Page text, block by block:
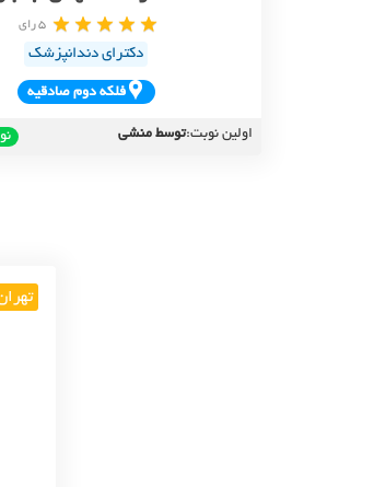
5 رای
دکترای دندانپزشک
فلکه دوم صادقيه
اولین نوبت:توسط منشی